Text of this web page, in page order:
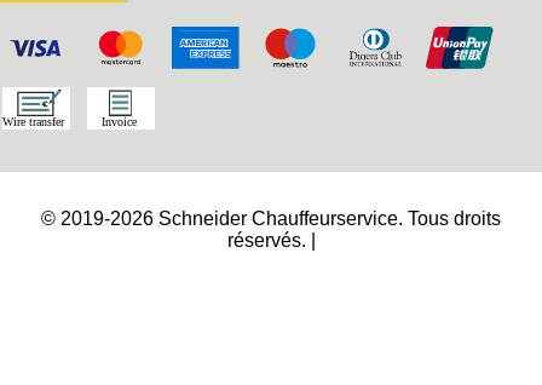
© 2019-2026 Schneider Chauffeurservice. Tous droits
réservés. |